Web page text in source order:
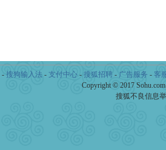
- 搜狗输入法 - 支付中心- 搜狐招聘- 广告服务 - 客
Copyright © 2017
搜狐不良信息